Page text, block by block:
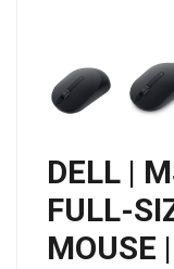
DELL |
FULL-
MOUSE